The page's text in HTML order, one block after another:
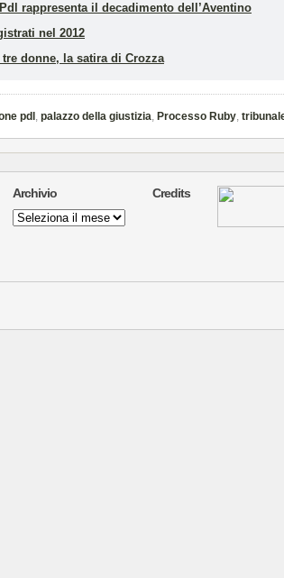
rappresenta il decadimento dell’Aventino
nel 2012
donne, la satira di Crozza
pdl , palazzo della giustizia, Processo Ruby,
Archivio
Archivio
Credits